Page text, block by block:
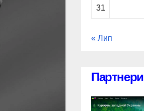
31
« Лип
Партнери